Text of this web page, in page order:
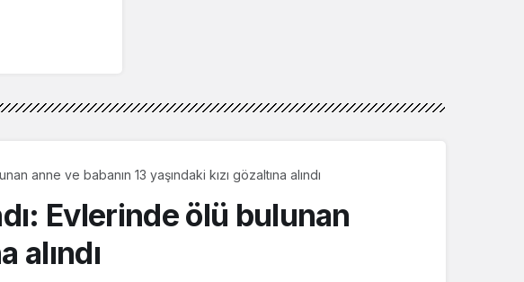
anne ve babanın 13 yaşındaki kızı gözaltına alındı
Evlerinde ölü bulunan
alındı